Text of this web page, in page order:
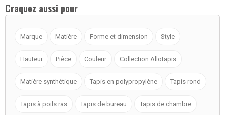
Craquez aussi pour
Marque Matière Forme et dimension Style
Hauteur Pièce Couleur Collection Allotapis
Matière synthétique Tapis en polypropylène Tapis rond
Tapis à poils ras Tapis de bureau Tapis de chambre